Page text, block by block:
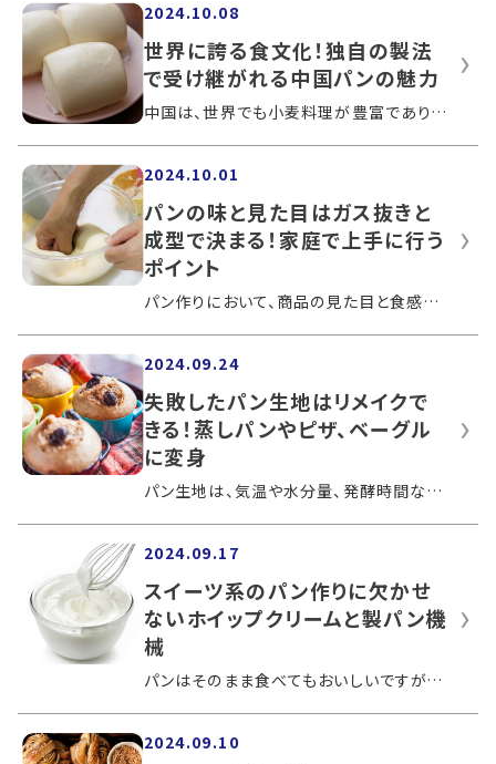
2024.10.08
世界に誇る食文化！独自の製法
で受け継がれる中国パンの魅力
中国は、世界でも小麦料理が豊富であり、麺類や餃子など多くの種類が存在します。パンでは饅頭（マントウ）や肉まん以外にも、さまざまな種...
2024.10.01
パンの味と見た目はガス抜きと
成型で決まる！家庭で上手に行う
ポイント
パン作りにおいて、商品の見た目と食感を左右するガス抜きと成型作業は非常に重要です。パン工場でのガス抜きと成型では、製パン機械のモル...
2024.09.24
失敗したパン生地はリメイクで
きる！蒸しパンやピザ、ベーグル
に変身
パン生地は、気温や水分量、発酵時間など変化に敏感なので、パン作りがうまくいかないときがあります。ですが、失敗したからといって捨てて...
2024.09.17
スイーツ系のパン作りに欠かせ
ないホイップクリームと製パン機
械
パンはそのまま食べてもおいしいですが、ホイップクリームを挟むことで見た目が華やかになり、スイーツのように楽しめます。ホイップクリー...
2024.09.10